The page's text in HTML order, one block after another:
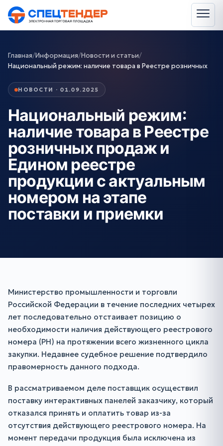
Главная/Информация/Новости и статьи/
Национальный режим: наличие товара в Реестре розничных
НОВОСТИ · 01.09.2025
Национальный режим:
наличие товара в Реестре
розничных продаж и
Едином реестре
продукции с актуальным
номером на этапе
поставки и приемки
Министерство промышленности и торговли
Российской Федерации в течение последних четырех
лет последовательно отстаивает позицию о
необходимости наличия действующего реестрового
номера (РН) на протяжении всего жизненного цикла
закупки. Недавнее судебное решение подтвердило
правомерность данного подхода.
В рассматриваемом деле поставщик осуществил
поставку интерактивных панелей заказчику, который
отказался принять и оплатить товар из-за
отсутствия действующего реестрового номера. На
момент передачи продукция была исключена из